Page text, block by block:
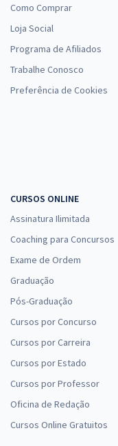
Como Comprar
Loja Social
Programa de Afiliados
Trabalhe Conosco
Preferência de Cookies
CURSOS ONLINE
Assinatura Ilimitada
Coaching para Concursos
Exame de Ordem
Graduação
Pós-Graduação
Cursos por Concurso
Cursos por Carreira
Cursos por Estado
Cursos por Professor
Oficina de Redação
Cursos Online Gratuitos